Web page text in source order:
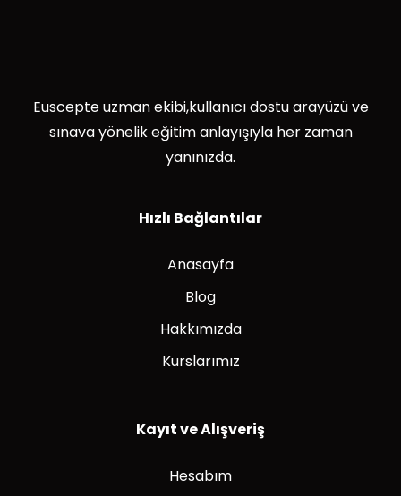
Euscepte uzman ekibi,kullanıcı dostu arayüzü ve
sınava yönelik eğitim anlayışıyla her zaman
yanınızda.
Hızlı Bağlantılar
Anasayfa
Blog
Hakkımızda
Kurslarımız
Kayıt ve Alışveriş
Hesabım